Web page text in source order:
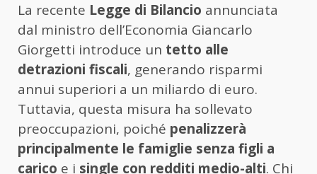
La recente Legge di Bilancio annunciata
dal ministro dell’Economia Giancarlo
Giorgetti introduce un tetto alle
detrazioni fiscali, generando risparmi
annui superiori a un miliardo di euro.
Tuttavia, questa misura ha sollevato
preoccupazioni, poiché penalizzerà
principalmente le famiglie senza figli a
carico e i single con redditi medio-alti. Chi